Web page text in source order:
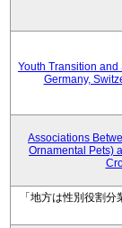
Youth Transition and
Germany,
Associations
Ornamental Pets)
「地方は性別役割